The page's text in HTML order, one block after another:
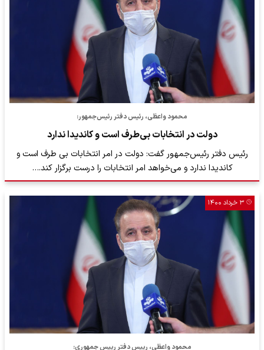
محمود واعظی، رئیس دفتر رئیس‌جمهور:
دولت در انتخابات بی‌طرف است و کاندیدا ندارد
رئیس دفتر رئیس‌جمهور گفت: دولت در امر انتخابات بی طرف است و
کاندیدا ندارد و می‌خواهد امر انتخابات را درست برگزار کند.…
۳ خرداد ۱۴۰۰
محمود واعظی، رییس دفتر رییس جمهوری: